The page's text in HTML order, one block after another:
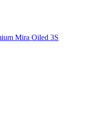
Mira Oiled 3S